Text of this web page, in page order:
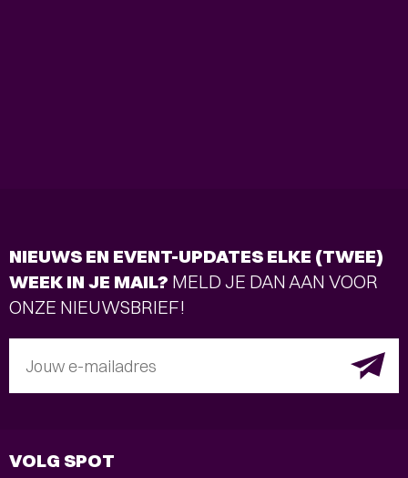
NIEUWS EN EVENT-UPDATES ELKE (TWEE)
WEEK IN JE MAIL? MELD JE DAN AAN VOOR
ONZE NIEUWSBRIEF!
Jouw e-mailadres
VOLG SPOT